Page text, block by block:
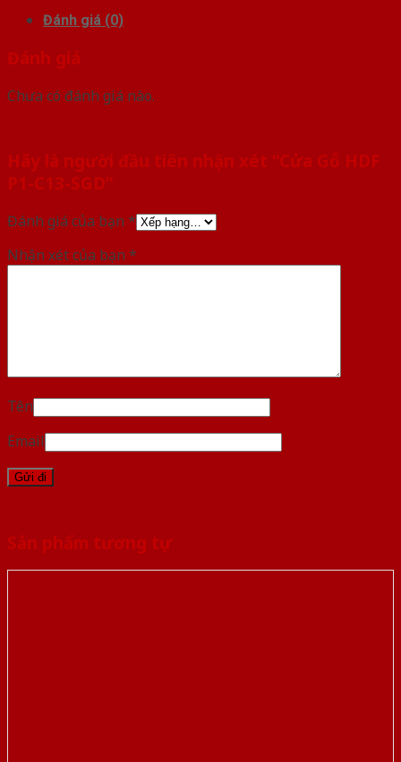
Đánh giá (0)
Đánh giá
Chưa có đánh giá nào.
Hãy là người đầu tiên nhận xét “Cửa Gỗ HDF
P1-C13-SGD”
Đánh giá của bạn *
Nhận xét của bạn *
Tên
Email
Sản phẩm tương tự